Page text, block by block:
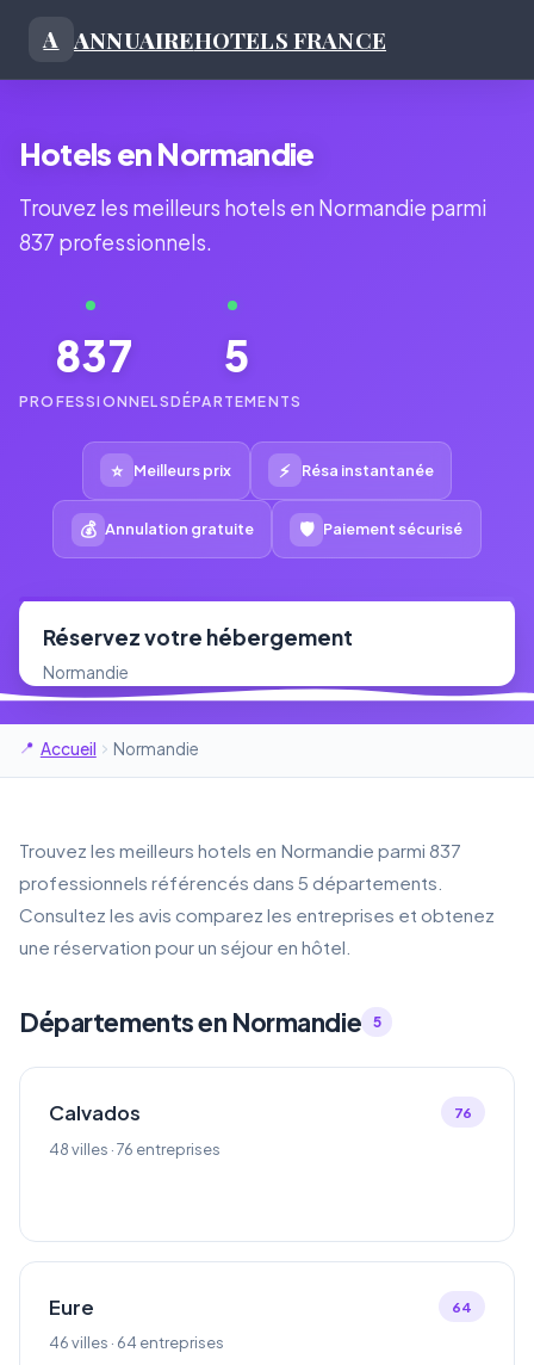
A ANNUAIREHOTELS FRANCE
Hotels en Normandie
Trouvez les meilleurs hotels en Normandie parmi
837 professionnels.
837
PROFESSIONNELS
5
DÉPARTEMENTS
⭐ Meilleurs prix ⚡ Résa instantanée
💰 Annulation gratuite 🛡 Paiement sécurisé
Réservez votre hébergement
Normandie
Accueil Normandie
Trouvez les meilleurs hotels en Normandie parmi 837
professionnels référencés dans 5 départements.
Consultez les avis comparez les entreprises et obtenez
une réservation pour un séjour en hôtel.
Départements en Normandie 5
Calvados
48 villes · 76 entreprises
76
Eure
46 villes · 64 entreprises
64